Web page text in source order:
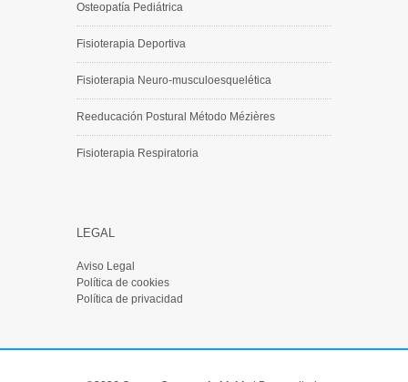
Osteopatía Pediátrica
Fisioterapia Deportiva
Fisioterapia Neuro-musculoesquelética
Reeducación Postural Método Mézières
Fisioterapia Respiratoria
LEGAL
Aviso Legal
Política de cookies
Política de privacidad